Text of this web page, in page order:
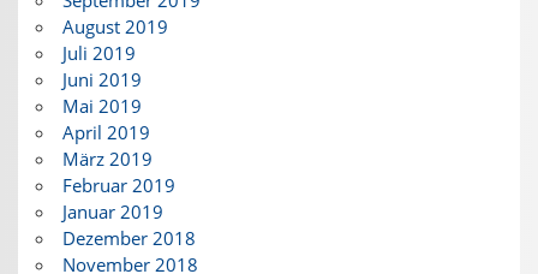
August 2019
Juli 2019
Juni 2019
Mai 2019
April 2019
März 2019
Februar 2019
Januar 2019
Dezember 2018
November 2018